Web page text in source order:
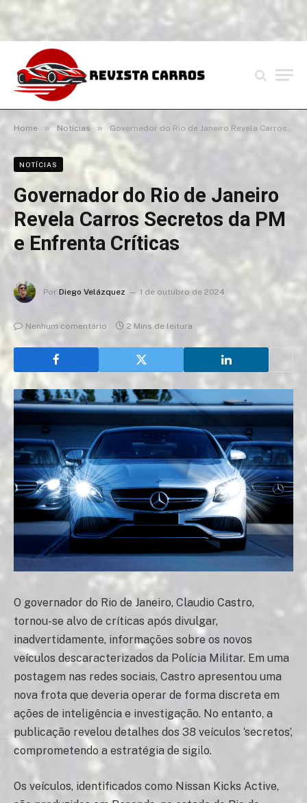
Home » Notícias » Governador do Rio de Janeiro Revela Carros Secretos da PM e Enfrenta Críticas
NOTÍCIAS
Governador do Rio de Janeiro
Revela Carros Secretos da PM
e Enfrenta Críticas
Por Diego Velázquez 1 de outubro de 2024
Nenhum comentário 2 Mins de leitura
O governador do Rio de Janeiro, Claudio Castro,
tornou-se alvo de críticas após divulgar,
inadvertidamente, informações sobre os novos
veículos descaracterizados da Polícia Militar. Em uma
postagem nas redes sociais, Castro apresentou uma
nova frota que deveria operar de forma discreta em
ações de inteligência e investigação. No entanto, a
publicação revelou detalhes dos 38 veículos ‘secretos’,
comprometendo a estratégia de sigilo.
Os veículos, identificados como Nissan Kicks Active,